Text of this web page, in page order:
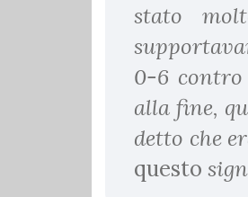
stato
0-6 contro
alla fine,
detto che
questo